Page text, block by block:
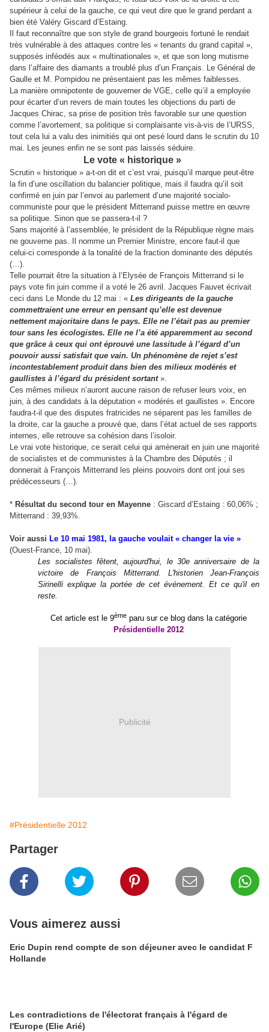
supérieur à celui de la gauche, ce qui veut dire que le grand perdant a
bien été Valéry Giscard d’Estaing.
Il faut reconnaître que son style de grand bourgeois fortuné le rendait
très vulnérable à des attaques contre les « tenants du grand capital »,
supposés inféodés aux « multinationales », et que son long mutisme
dans l’affaire des diamants a troublé plus d’un Français. Le Général de
Gaulle et M. Pompidou ne présentaient pas les mêmes faiblesses.
La manière omnipotente de gouverner de VGE, celle qu’il a employée
pour écarter d’un revers de main toutes les objections du parti de
Jacques Chirac, sa prise de position très favorable sur une question
comme l’avortement, sa politique si complaisante vis-à-vis de l’URSS,
tout cela lui a valu des inimitiés qui ont pesé lourd dans le scrutin du 10
mai. Les jeunes enfin ne se sont pas laissés séduire.
Le vote « historique »
Scrutin « historique » a-t-on dit et c’est vrai, puisqu’il marque peut-être
la fin d’une oscillation du balancier politique, mais il faudra qu’il soit
confirmé en juin par l’envoi au parlement d’une majorité socialo-
communiste pour que le président Mitterrand puisse mettre en œuvre
sa politique. Sinon que se passera-t-il ?
Sans majorité à l’assemblée, le président de la République règne mais
ne gouverne pas. Il nomme un Premier Ministre, encore faut-il que
celui-ci corresponde à la tonalité de la fraction dominante des députés
(…).
Telle pourrait être la situation à l’Elysée de François Mitterrand si le
pays vote fin juin comme il a voté le 26 avril. Jacques Fauvet écrivait
ceci dans Le Monde du 12 mai : « Les dirigeants de la gauche
commettraient une erreur en pensant qu’elle est devenue
nettement majoritaire dans le pays. Elle ne l’était pas au premier
tour sans les écologistes. Elle ne l’a été apparemment au second
que grâce à ceux qui ont éprouvé une lassitude à l’égard d’un
pouvoir aussi satisfait que vain. Un phénomène de rejet s’est
incontestablement produit dans bien des milieux modérés et
gaullistes à l’égard du président sortant».
Ces mêmes milieux n’auront aucune raison de refuser leurs voix, en
juin, à des candidats à la députation « modérés et gaullistes ». Encore
faudra-t-il que des disputes fratricides ne séparent pas les familles de
la droite, car la gauche a prouvé que, dans l’état actuel de ses rapports
internes, elle retrouve sa cohésion dans l’isoloir.
Le vrai vote historique, ce serait celui qui amènerait en juin une majorité
de socialistes et de communistes à la Chambre des Députés ; il
donnerait à François Mitterrand les pleins pouvoirs dont ont joui ses
prédécesseurs (…).
* Résultat du second tour en Mayenne : Giscard d’Estaing : 60,06% ;
Mitterrand : 39,93%.
Voir aussi Le 10 mai 1981, la gauche voulait « changer la vie »
(Ouest-France, 10 mai).
Les socialistes fêtent, aujourd'hui, le 30e anniversaire de la
victoire de François Mitterrand. L'historien Jean-François
Sirinelli explique la portée de cet événement. Et ce qu'il en
reste.
Cet article est le 9ème paru sur ce blog dans la catégorie
Présidentielle 2012
Publicité
#Présidentielle 2012
Partager
Vous aimerez aussi
Eric Dupin rend compte de son déjeuner avec le candidat F
Hollande
Les contradictions de l'électorat français à l'égard de
l'Europe (Elie Arié)